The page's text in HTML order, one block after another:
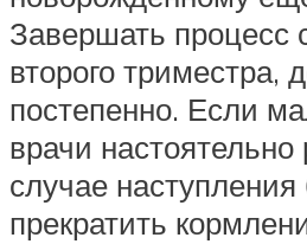
Завершать процесс
второго триместра,
постепенно. Если
врачи
случае
прекратить